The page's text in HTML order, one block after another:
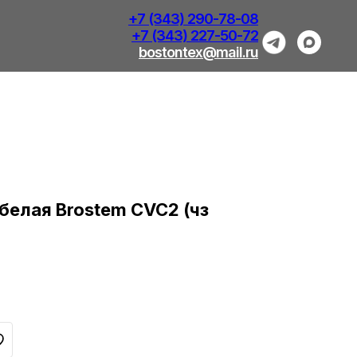
+7 (343) 290-78-08
+7 (343) 227-50-72
bostontex@mail.ru
Brostem CVC2 (чз